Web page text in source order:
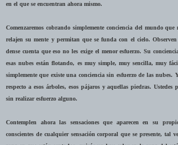
en el que se encuentran ahora mismo.
Comenzaremos cobrando simplemente conciencia del mundo
relajen su mente y permitan que se funda con el cielo.
dense cuenta que eso no les exige el menor esfuerzo. Su
esas nubes están flotando, es muy simple, muy sencilla, muy
simplemente que existe una conciencia sin esfuerzo de las
respecto a esos árboles, esos pájaros y aquellas piedras. Ustedes
sin realizar esfuerzo alguno.
Contemplen ahora las sensaciones que aparecen en su
conscientes de cualquier sensación corporal que se presente, tal